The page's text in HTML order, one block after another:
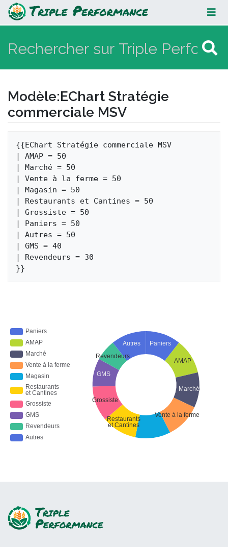
EChart Stratégie commerciale MSV
Modèle:EChart Stratégie
commerciale MSV
{{EChart Stratégie commerciale MSV
| AMAP = 50
| Marché = 50
| Vente à la ferme = 50
| Magasin = 50
| Restaurants et Cantines = 50
| Grossiste = 50
| Paniers = 50
| Autres = 50
| GMS = 40
| Revendeurs = 30